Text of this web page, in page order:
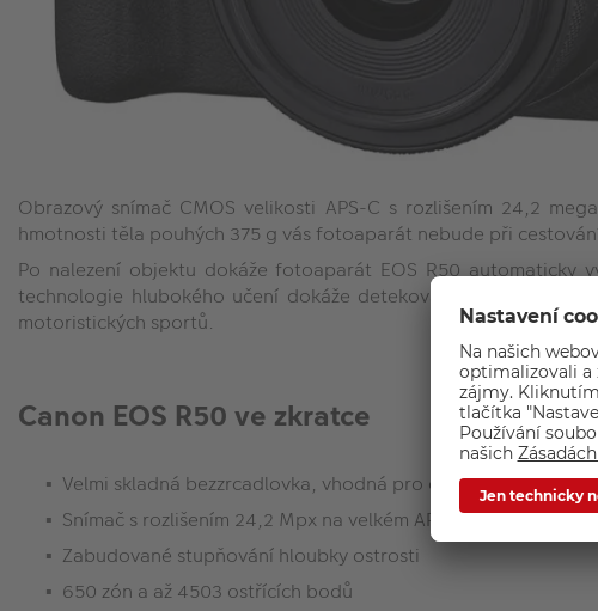
Obrazový snímač CMOS velikosti APS-C s rozlišením 24,2
hmotnosti těla pouhých 375 g vás fotoaparát nebude při
Po nalezení objektu dokáže fotoaparát EOS R50
technologie hlubokého učení dokáže detekovat objekty, jako
motoristických sportů.
Canon EOS R50 ve zkratce
Velmi skladná bezzrcadlovka, vhodná pro cestování
Snímač s rozlišením 24,2 Mpx na velkém APS-C snímači
Zabudované stupňování hloubky ostrosti
650 zón a až 4503 ostřících bodů